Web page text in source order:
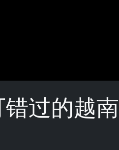
过的越南